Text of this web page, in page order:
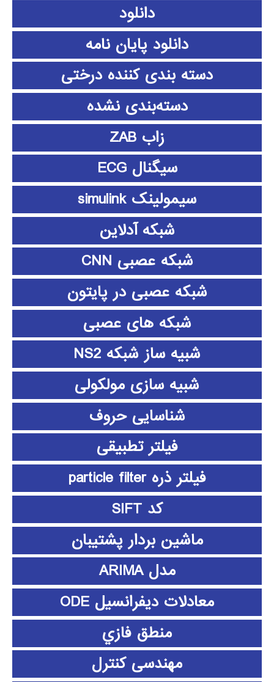
دانلود
دانلود پايان نامه
دسته بندی کننده درختی
دسته‌بندی نشده
زاب ZAB
سیگنال ECG
سیمولینک simulink
شبکه آدلاین
شبکه عصبی CNN
شبکه عصبی در پایتون
شبکه های عصبی
شبیه ساز شبکه NS2
شبیه سازی مولکولی
شناسایی حروف
فیلتر تطبیقی
فیلتر ذره particle filter
کد SIFT
ماشین بردار پشتیبان
مدل ARIMA
معادلات دیفرانسیل ODE
منطق فازي
مهندسی کنترل